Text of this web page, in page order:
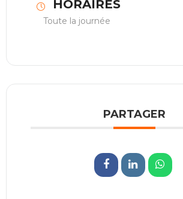
HORAIRES
Toute la journée
PARTAGER